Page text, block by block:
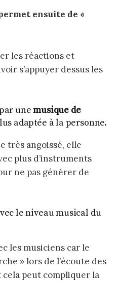
ensuite de «
les réactions et
s’appuyer dessus les
unemusique de
adaptée à la personne.
très angoissé, elle
plus d’instruments
ne pas générer de
le niveau musical du
les musiciens car le
» lors de l’écoute des
peut compliquer la